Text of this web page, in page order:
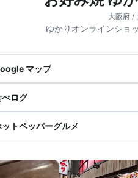
大阪府 /
ゆかりオンラインショ
マップ
べログ
ットペッパーグルメ